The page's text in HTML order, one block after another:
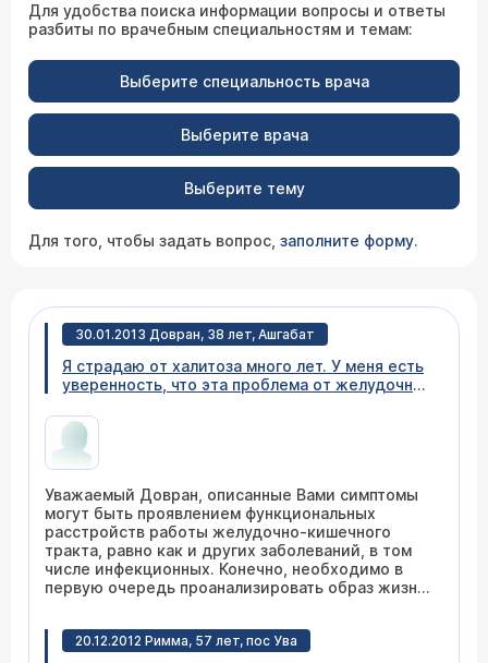
Для удобства поиска информации вопросы и ответы
разбиты по врачебным специальностям и темам:
Выберите специальность врача
Выберите врача
Выберите тему
Для того, чтобы задать вопрос, заполните форму.
30.01.2013 Довран, 38 лет, Ашгабат
Я страдаю от халитоза много лет. У меня есть
уверенность, что эта проблема от желудочно-
тяжесть в животе, постоянную отрыжку,
болевые ощущения в нёбе, сухость в глазах.
Идти на обследование стесняюсь.
предположения о болезни по этим симптомам.
Заранее благодарен.
Уважаемый Довран, описанные Вами симптомы
могут быть проявлением функциональных
расстройств работы желудочно-кишечного
тракта, равно как и других заболеваний, в том
числе инфекционных. Конечно, необходимо в
первую очередь проанализировать образ жизни
положительного эффекта проводится
20.12.2012 Римма, 57 лет, пос Ува